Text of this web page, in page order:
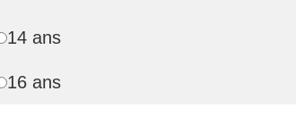
14 ans
16 ans